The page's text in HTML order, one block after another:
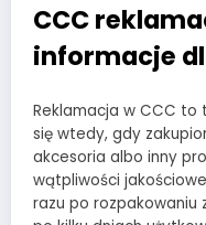
CCC
informacje
Reklamacja w CCC to
się wtedy, gdy
akcesoria albo inny
wątpliwości
razu po rozpakowaniu